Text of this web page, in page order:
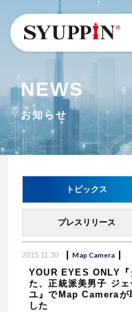
NEWS
お知らせ
トピックス
プレスリリース
2015.11.30 Map Camera
YOUR EYES ONLY『
た、正統派美男子 ジェ
ユ』でMap Cameraが
した